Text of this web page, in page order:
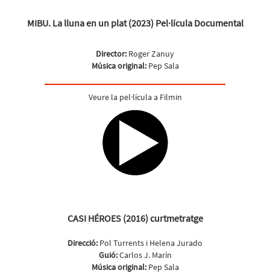
MIBU. La lluna en un plat (2023) Pel·lícula Documental
Director: Roger Zanuy
Música original:Pep Sala
Veure la pel·lícula a Filmin
CASI HÉROES (2016) curtmetratge
Direcció: Pol Turrents i Helena Jurado
Guió:Carlos J. Marín
Música original:Pep Sala